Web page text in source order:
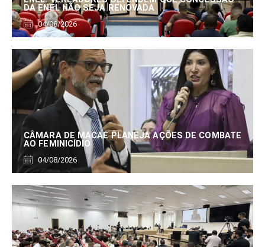
DA ENEL NÃO SEJA RENOVADA
04/08/2026
CÂMARA DE MACAÉ PLANEJA AÇÕES DE COMBATE
AO FEMINICÍDIO
04/08/2026